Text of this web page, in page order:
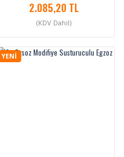
2.085,20 TL
(KDV Dahil)
YENİ